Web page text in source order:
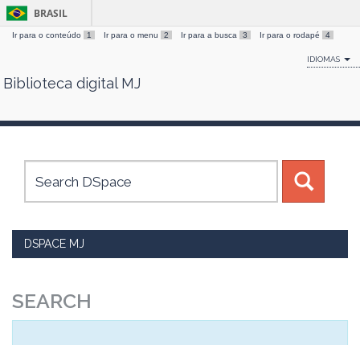
Skip
BRASIL
Ir para o conteúdo 1 Ir para o menu 2 Ir para a busca 3 Ir para o rodapé 4
IDIOMAS
Biblioteca digital MJ
DSPACE MJ
SEARCH